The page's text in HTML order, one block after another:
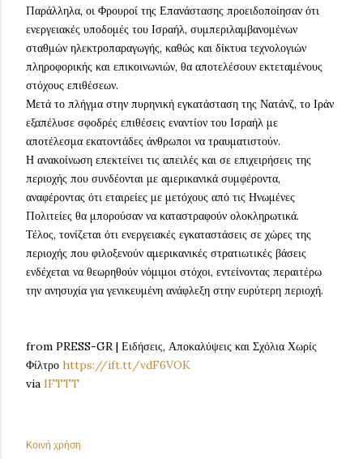
Παράλληλα, οι Φρουροί της Επανάστασης προειδοποίησαν ότι
ενεργειακές υποδομές του Ισραήλ, συμπεριλαμβανομένων
σταθμών ηλεκτροπαραγωγής, καθώς και δίκτυα τεχνολογιών
πληροφορικής και επικοινωνιών, θα αποτελέσουν εκτεταμένους
στόχους επιθέσεων.
Μετά το πλήγμα στην πυρηνική εγκατάσταση της Νατάνζ, το Ιράν
εξαπέλυσε σφοδρές επιθέσεις εναντίον του Ισραήλ με
αποτέλεσμα εκατοντάδες άνθρωποι να τραυματιστούν.
Η ανακοίνωση επεκτείνει τις απειλές και σε επιχειρήσεις της
περιοχής που συνδέονται με αμερικανικά συμφέροντα,
αναφέροντας ότι εταιρείες με μετόχους από τις Ηνωμένες
Πολιτείες θα μπορούσαν να καταστραφούν ολοκληρωτικά.
Τέλος, τονίζεται ότι ενεργειακές εγκαταστάσεις σε χώρες της
περιοχής που φιλοξενούν αμερικανικές στρατιωτικές βάσεις
ενδέχεται να θεωρηθούν νόμιμοι στόχοι, εντείνοντας περαιτέρω
την ανησυχία για γενικευμένη ανάφλεξη στην ευρύτερη περιοχή.
from PRESS-GR | Ειδήσεις, Αποκαλύψεις και Σχόλια Χωρίς
Φίλτρο https://ift.tt/vdF6VOK
via IFTTT
Κοινή χρήση